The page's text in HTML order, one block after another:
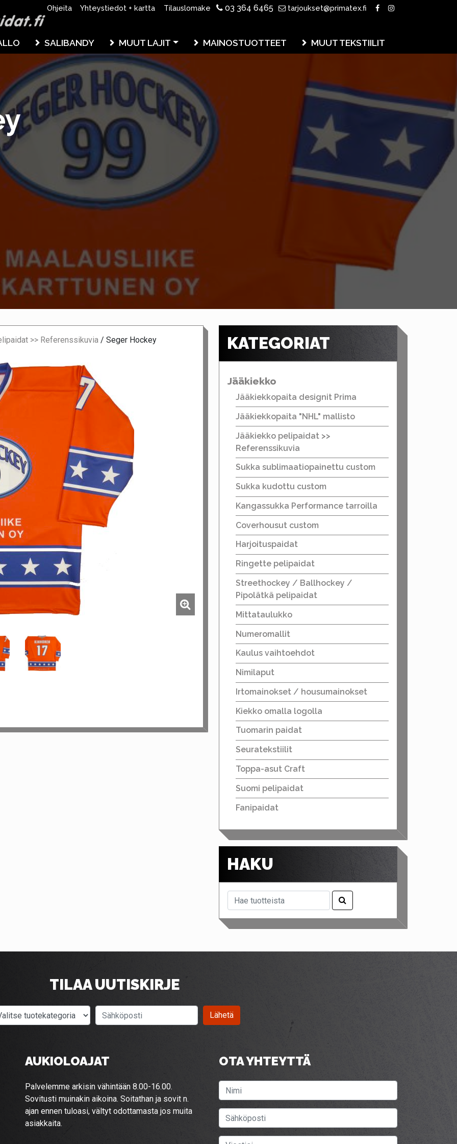
Ohjeita Yhteystiedot + kartta Tilauslomake 03 364 6465 tarjoukset@primatex.fi
SALIBANDY MUUT LAJIT MAINOSTUOTTEET MUUT TEKSTIILIT
>> Referenssikuvia / Seger Hockey KATEGORIAT
Jääkiekko
Jääkiekkopaita designit Prima
Jääkiekkopaita "NHL" mallisto
Jääkiekko pelipaidat >>
Referenssikuvia
Sukka sublimaatiopainettu custom
Sukka kudottu custom
Kangassukka Performance tarroilla
Coverhousut custom
Harjoituspaidat
Ringette pelipaidat
Streethockey / Ballhockey /
Pipolätkä pelipaidat
Mittataulukko
Numeromallit
Kaulus vaihtoehdot
Nimilaput
Irtomainokset / housumainokset
Kiekko omalla logolla
Tuomarin paidat
Seuratekstiilit
Toppa-asut Craft
Suomi pelipaidat
Fanipaidat
HAKU
TILAA UUTISKIRJE
Valitse tuotekategoria Lähetä
AUKIOLOAJAT
Palvelemme arkisin vähintään 8.00-16.00.
Sovitusti muinakin aikoina. Soitathan ja sovit n.
ajan ennen tuloasi, vältyt odottamasta jos muita
asiakkaita.
OTA YHTEYTTÄ